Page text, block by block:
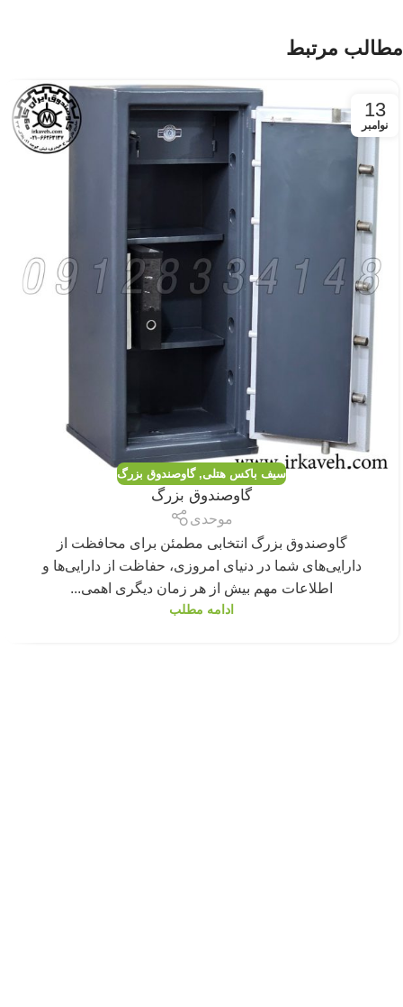
مطالب مرتبط
13
نوامبر
سیف باکس هتلی,گاوصندوق بزرگ
گاوصندوق بزرگ
موحدی
گاوصندوق بزرگ انتخابی مطمئن برای محافظت از
دارایی‌های شما در دنیای امروزی، حفاظت از دارایی‌ها و
اطلاعات مهم بیش از هر زمان دیگری اهمی...
ادامه مطلب